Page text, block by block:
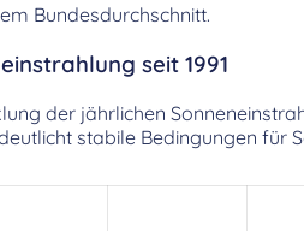
Bundesdurchschnitt.
seit 1991
der jährlichen
stabile Bedingungen für